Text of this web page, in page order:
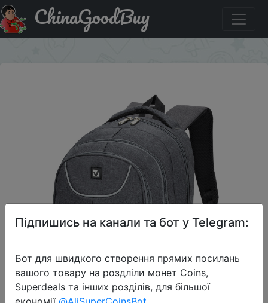
Придбати Рюкзак городской Brauberg HS серый
ChinaGoodBuy
Підпишись на канали та бот у Telegram:
Бот для швидкого створення прямих посилань
вашого товару на роздліли монет Coins,
Superdeals та інших розділів, для більшої